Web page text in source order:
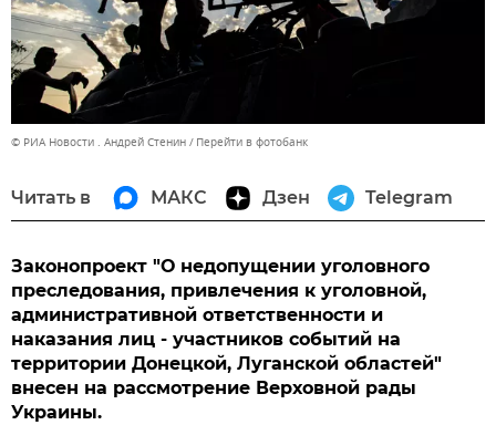
© РИА Новости . Андрей Стенин Перейти в фотобанк
Читать в МАКС Дзен Telegram
Законопроект "О недопущении уголовного
преследования, привлечения к уголовной,
административной ответственности и
наказания лиц - участников событий на
территории Донецкой, Луганской областей"
внесен на рассмотрение Верховной рады
Украины.